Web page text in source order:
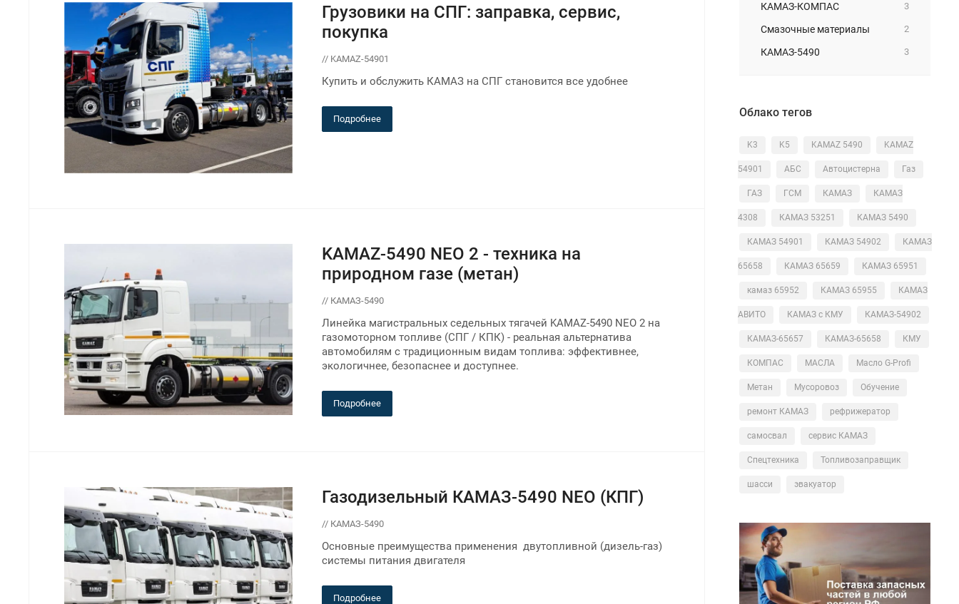
Грузовики на СПГ: заправка, сервис,
покупка
// KAMAZ-54901
Купить и обслужить КАМАЗ на СПГ становится все удобнее
Подробнее
KAMAZ-5490 NEO 2 - техника на
природном газе (метан)
// КАМАЗ-5490
Линейка магистральных седельных тягачей KAMAZ-5490 NEO 2 на
газомоторном топливе (СПГ / КПК) - реальная альтернатива
автомобилям с традиционным видам топлива: эффективнее,
экологичнее, безопаснее и доступнее.
Подробнее
Газодизельный КАМАЗ-5490 NEO (КПГ)
// КАМАЗ-5490
Основные преимущества применения двутопливной (дизель-газ)
системы питания двигателя
Подробнее
КАМАЗ-КОМПАС 3
Смазочные материалы 2
КАМАЗ-5490 3
Облако тегов
K3 K5 KAMAZ 5490 KAMAZ
54901 АБС Автоцистерна Газ
ГАЗ ГСМ КАМАЗ КАМАЗ
4308 КАМАЗ 53251 КАМАЗ 5490
КАМАЗ 54901 КАМАЗ 54902 КАМАЗ
65658 КАМАЗ 65659 КАМАЗ 65951
камаз 65952 КАМАЗ 65955 КАМАЗ
АВИТО КАМАЗ с КМУ КАМАЗ-54902
КАМАЗ-65657 КАМАЗ-65658 КМУ
КОМПАС МАСЛА Масло G-Profi
Метан Мусоровоз Обучение
ремонт КАМАЗ рефрижератор
самосвал сервис КАМАЗ
Спецтехника Топливозаправщик
шасси эвакуатор